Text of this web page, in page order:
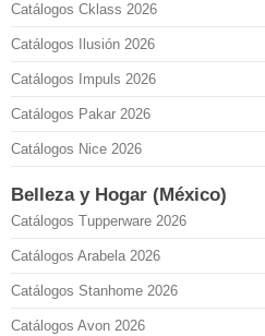
Catálogos Cklass 2026
Catálogos Ilusión 2026
Catálogos Impuls 2026
Catálogos Pakar 2026
Catálogos Nice 2026
Belleza y Hogar (México)
Catálogos Tupperware 2026
Catálogos Arabela 2026
Catálogos Stanhome 2026
Catálogos Avon 2026